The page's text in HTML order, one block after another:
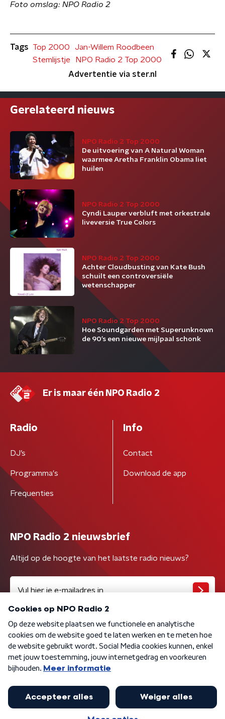
Foto omslag: NPO Radio 2
Tags Top 2000
Jan-Willem Roodbeen
Stemlijstje
NPO Radio 2 Top 2000
Advertentie via ster.nl
Gerelateerd nieuws
NPO Radio 2 Top 2000
De uitvoering van A Natural Woman
waarmee Aretha Franklin Obama liet
huilen
NPO Radio 2 Top 2000
Cyndi Lauper verbluft met orkestrale
liveversie True Colors
NPO Radio 2 Top 2000
Achter Cloudbusting van Kate Bush
schuilt een controversiële
wetenschapper
NPO Radio 2 Top 2000
Hoe Soundgarden met Superunknown
de 90’s een nieuwe mijlpaal schonk
Er is maar één NPO Radio 2
Radio
DJ’s
Programma's
Frequenties
Info
Contact
Download de app
NPO Radio 2 nieuwsbrief
Altijd op de hoogte van het laatste radio nieuws?
Algemene voorwaarden